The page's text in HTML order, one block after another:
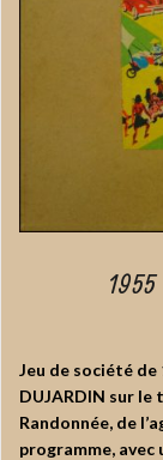
Jeu de société
DUJARDIN sur
Randonnée, de
programme, avec